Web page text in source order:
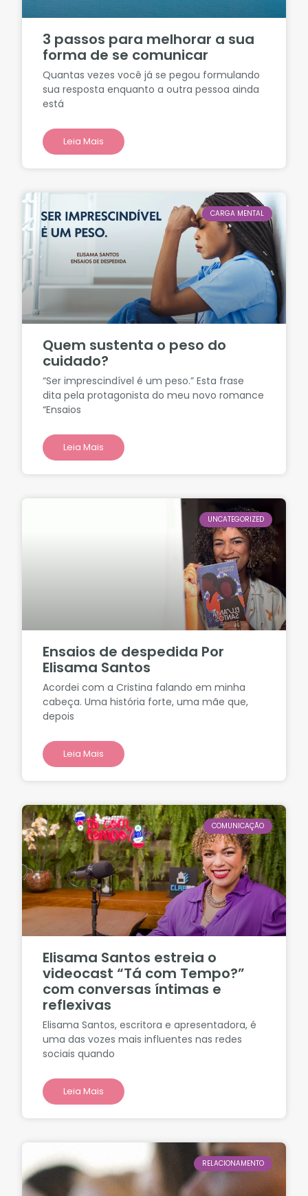
3 passos para melhorar a sua
forma de se comunicar
Quantas vezes você já se pegou formulando
sua resposta enquanto a outra pessoa ainda
está
Leia Mais
CARGA MENTAL
Quem sustenta o peso do
cuidado?
“Ser imprescindível é um peso.” Esta frase
dita pela protagonista do meu novo romance
“Ensaios
Leia Mais
UNCATEGORIZED
Ensaios de despedida Por
Elisama Santos
Acordei com a Cristina falando em minha
cabeça. Uma história forte, uma mãe que,
depois
Leia Mais
COMUNICAÇÃO
Elisama Santos estreia o
videocast “Tá com Tempo?”
com conversas íntimas e
reflexivas
Elisama Santos, escritora e apresentadora, é
uma das vozes mais influentes nas redes
sociais quando
Leia Mais
RELACIONAMENTO